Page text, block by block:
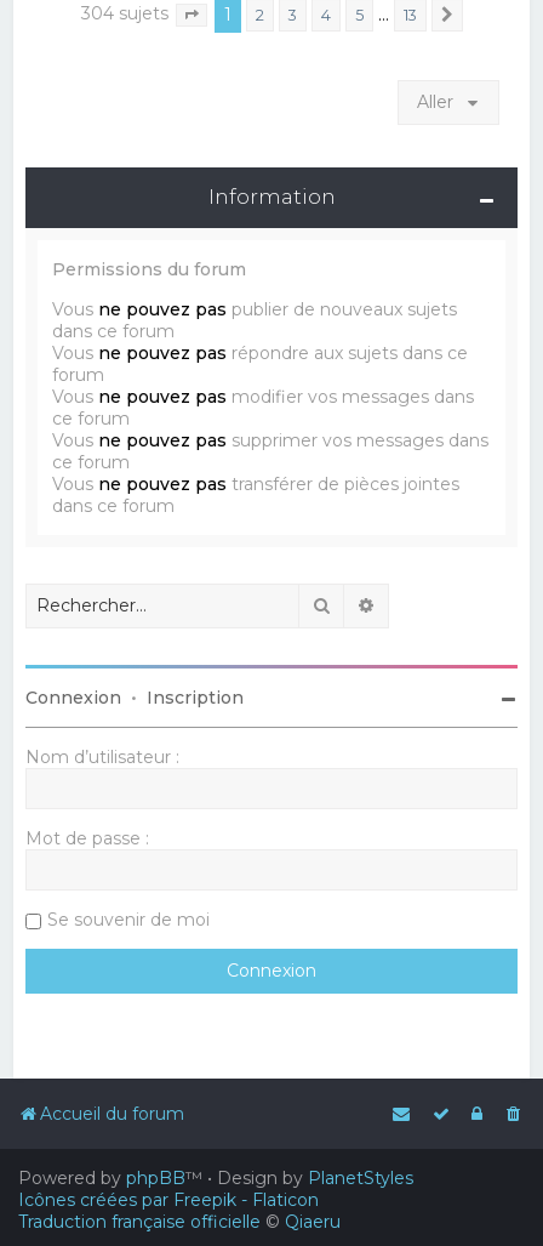
304 sujets Page sur 13
1 2 3 4 5 … 13
Aller
Information
Permissions du forum
Vous ne pouvez pas publier de nouveaux sujets
dans ce forum
Vous ne pouvez pas répondre aux sujets dans ce
forum
Vous ne pouvez pas modifier vos messages dans
ce forum
Vous ne pouvez pas supprimer vos messages dans
ce forum
Vous ne pouvez pas transférer de pièces jointes
dans ce forum
Rechercher
Connexion • Inscription
Nom d’utilisateur :
Mot de passe :
Se souvenir de moi
Accueil du forum
Powered by phpBB™ • Design by PlanetStyles
Icônes créées par Freepik - Flaticon
Traduction française officielle © Qiaeru